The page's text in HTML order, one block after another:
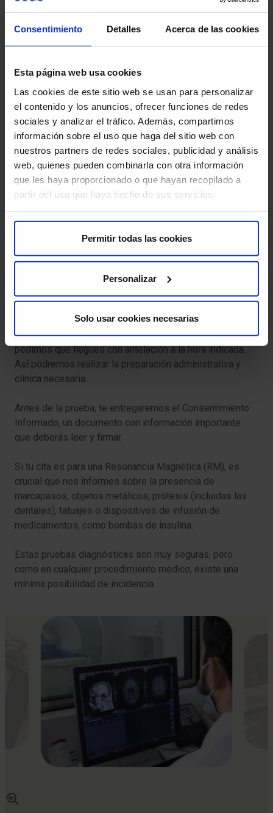
Consentimiento Detalles Acerca de las cookies
Esta página web usa cookies
Las cookies de este sitio web se usan para personalizar
el contenido y los anuncios, ofrecer funciones de redes
sociales y analizar el tráfico. Además, compartimos
información sobre el uso que haga del sitio web con
nuestros partners de redes sociales, publicidad y análisis
web, quienes pueden combinarla con otra información
que les haya proporcionado o que hayan recopilado a
partir del uso que haya hecho de sus servicios.
Permitir todas las cookies
Personalizar
Solo usar cookies necesarias
Beber abundante líquido:bebe abundante líquido
antes y después de la prueba.
embarazada o amamantando, informa a tu médico.
¿Tiene algún riesgo?
El DAT Scan (SPECT) es generalmente seguro, pero
como cualquier procedimiento médico que involucra
radiación, tiene algunos riesgos mínimos a considerar:
Exposición a radiación:la exposición a la radiación
los beneficios superan los riesgos.
Reacciones alérgicas:en raras ocasiones, pueden
Molestias en el sitio de inyección:puedes
Para que tu prueba se desarrolle sin contratiempos, te
pedimos que llegues con antelación a la hora indicada.
Así podremos realizar la preparación administrativa y
clínica necesaria.
Antes de la prueba, te entregaremos el Consentimiento
Informado, un documento con información importante
que deberás leer y firmar.
Si tu cita es para una Resonancia Magnética (RM), es
crucial que nos informes sobre la presencia de
marcapasos, objetos metálicos, prótesis (incluidas las
dentales), tatuajes o dispositivos de infusión de
medicamentos, como bombas de insulina.
Estas pruebas diagnósticas son muy seguras, pero
como en cualquier procedimiento médico, existe una
mínima posibilidad de incidencia.